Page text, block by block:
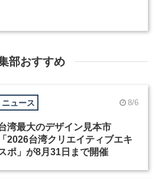
部おすすめ
ニュース 8/6
湾最大のデザイン見本市
「2026台湾クリエイティブエキ
ポ」が8月31日まで開催